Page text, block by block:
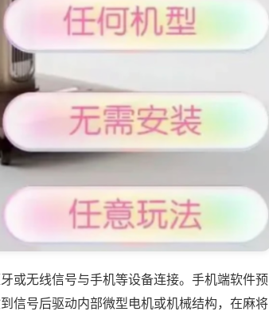
或无线信号与手机等设备连接。手机端软件预
信号后驱动内部微型电机或机械结构，在麻将